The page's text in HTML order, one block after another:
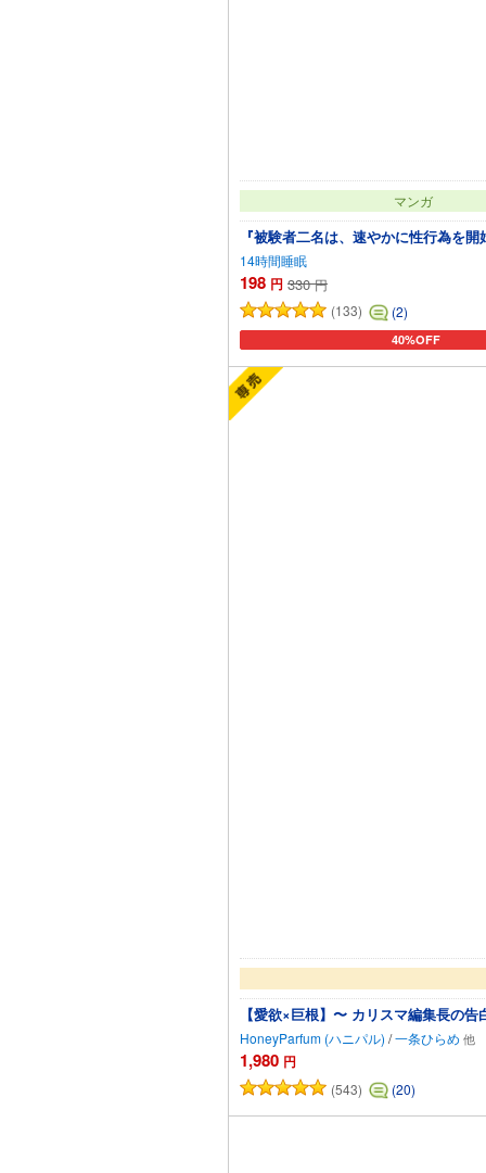
マンガ
『被験者二名は、速やかに性行為を
14時間睡眠
198 円 330 円
(133)
(2)
40%OFF
カートに追加
HoneyParfum (ハニパル) /一条ひらめ
1,980 円
(543) (20)